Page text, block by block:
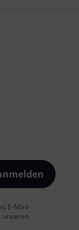
E-Mail-
unseren